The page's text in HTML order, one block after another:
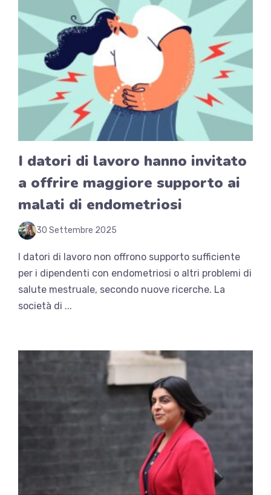
I datori di lavoro hanno invitato
a offrire maggiore supporto ai
malati di endometriosi
30 Settembre 2025
I datori di lavoro non offrono supporto sufficiente
per i dipendenti con endometriosi o altri problemi di
salute mestruale, secondo nuove ricerche. La
società di ...